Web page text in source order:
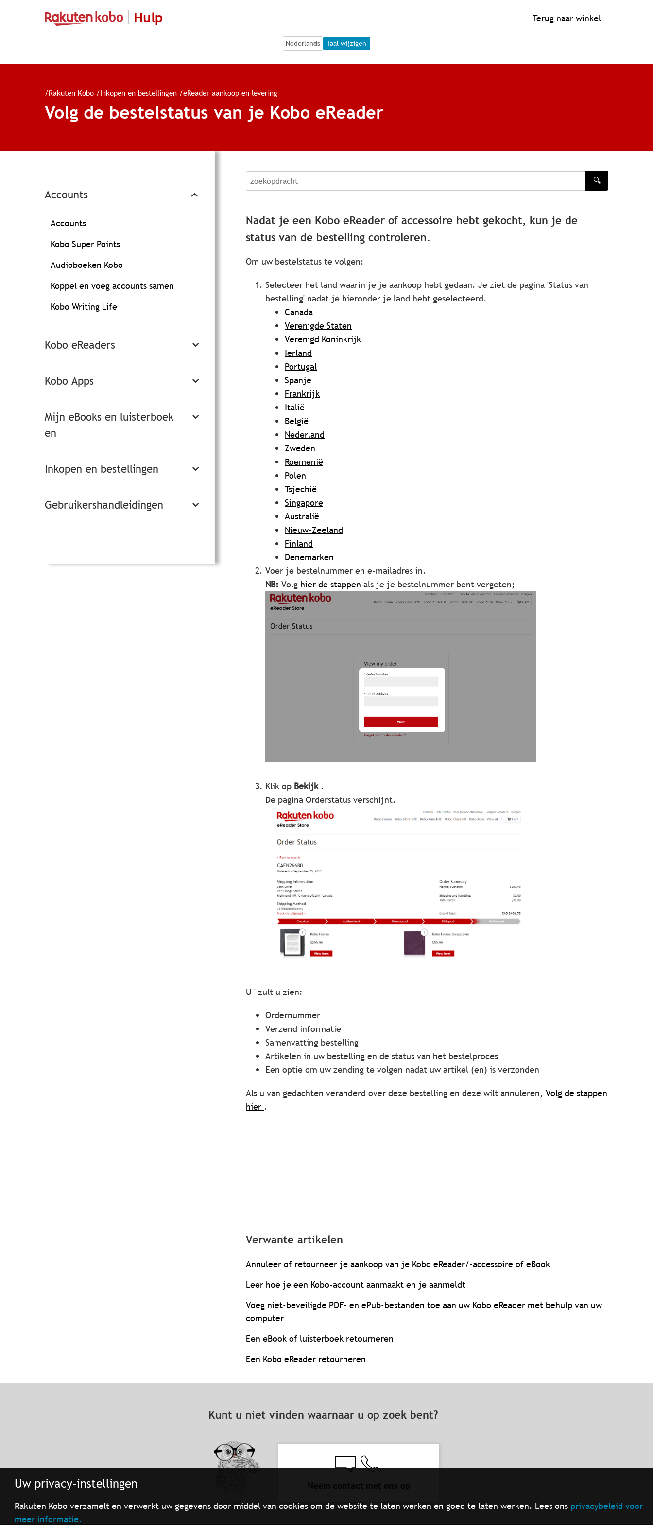
Uw privacy-instellingen
Rakuten Kobo verzamelt en verwerkt uw gegevens door middel van cookies om de website te laten werken en goed te laten werken. Lees ons privacybeleid voor
meer informatie.
Hulp Terug naar winkel
Language Selection
Language Selection
Taal wijzigen
/Rakuten Kobo /Inkopen en bestellingen /eReader aankoop en levering
Volg de bestelstatus van je Kobo eReader
Accounts
Accounts
Kobo Super Points
Audioboeken Kobo
Koppel en voeg accounts samen
Kobo Writing Life
Kobo eReaders
Kobo Apps
Mijn eBooks en luisterboek
en
Inkopen en bestellingen
Gebruikershandleidingen
zoekopdracht
🔍
Nadat je een Kobo eReader of accessoire hebt gekocht, kun je de
status van de bestelling controleren.
Om uw bestelstatus te volgen:
Selecteer het land waarin je je aankoop hebt gedaan. Je ziet de pagina 'Status van
bestelling' nadat je hieronder je land hebt geselecteerd.
Canada
Verenigde Staten
Verenigd Koninkrijk
Ierland
Portugal
Spanje
Frankrijk
Italië
België
Nederland
Zweden
Roemenië
Polen
Tsjechië
Singapore
Australië
Nieuw-Zeeland
Finland
Denemarken
Voer je bestelnummer en e-mailadres in.
NB: Volg hier de stappen als je je bestelnummer bent vergeten;
Klik op Bekijk .
De pagina Orderstatus verschijnt.
U ' zult u zien:
Ordernummer
Verzend informatie
Samenvatting bestelling
Artikelen in uw bestelling en de status van het bestelproces
Een optie om uw zending te volgen nadat uw artikel (en) is verzonden
Als u van gedachten veranderd over deze bestelling en deze wilt annuleren, Volg de stappen
hier .
Verwante artikelen
Annuleer of retourneer je aankoop van je Kobo eReader/-accessoire of eBook
Leer hoe je een Kobo-account aanmaakt en je aanmeldt
Voeg niet-beveiligde PDF- en ePub-bestanden toe aan uw Kobo eReader met behulp van uw
computer
Een eBook of luisterboek retourneren
Een Kobo eReader retourneren
Kunt u niet vinden waarnaar u op zoek bent?
Neem contact met ons op